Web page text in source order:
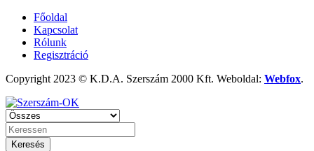
Főoldal
Kapcsolat
Rólunk
Regisztráció
Copyright 2023 © K.D.A. Szerszám 2000 Kft. Weboldal: Webfox.
Keresés